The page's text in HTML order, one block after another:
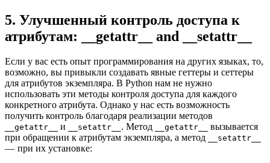
5. Улучшенный контроль доступа к
атрибутам: __getattr__ and __setattr__
Если у вас есть опыт программирования на других языках, то,
возможно, вы привыкли создавать явные геттеры и сеттеры
для атрибутов экземпляра. В Python нам не нужно
использовать эти методы контроля доступа для каждого
конкретного атрибута. Однако у нас есть возможность
получить контроль благодаря реализации методов
__getattr__ и __setattr__ . Метод __getattr__
вызывается
при обращении к атрибутам экземпляра, а метод
__setattr__
— при их установке: